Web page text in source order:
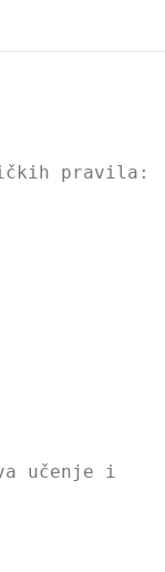
pravila:
učenje i